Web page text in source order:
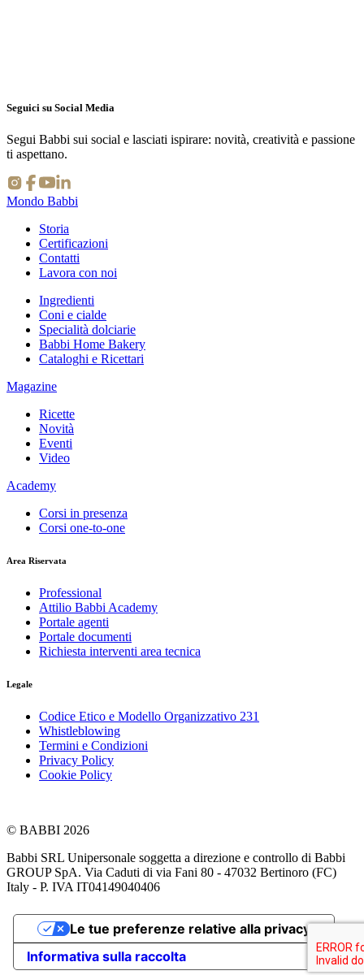
Seguici su Social Media
Segui Babbi sui social e lasciati ispirare: novità, creatività e passione
ti aspettano.
Mondo Babbi
Storia
Certificazioni
Contatti
Lavora con noi
Ingredienti
Coni e cialde
Specialità dolciarie
Babbi Home Bakery
Cataloghi e Ricettari
Magazine
Ricette
Novità
Eventi
Video
Academy
Corsi in presenza
Corsi one-to-one
Area Riservata
Professional
Attilio Babbi Academy
Portale agenti
Portale documenti
Richiesta interventi area tecnica
Legale
Codice Etico e Modello Organizzativo 231
Whistleblowing
Termini e Condizioni
Privacy Policy
Cookie Policy
© BABBI 2026
Babbi SRL Unipersonale soggetta a direzione e controllo di Babbi
GROUP SpA. Via Caduti di via Fani 80 - 47032 Bertinoro (FC)
Italy - P. IVA IT04149040406
Informativa sulla raccolta
Le tue preferenze relative alla privacy